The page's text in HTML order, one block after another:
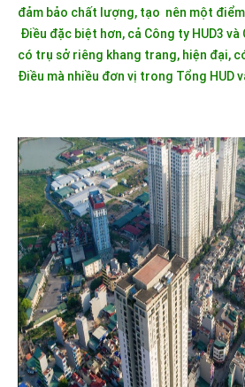
đảm bảo chất lượng, tạo nên một
Điều đặc biệt hơn, cả Công ty HUD3
có trụ sở riêng khang trang, hiện đại,
Điều mà nhiều đơn vị trong Tổng HUD